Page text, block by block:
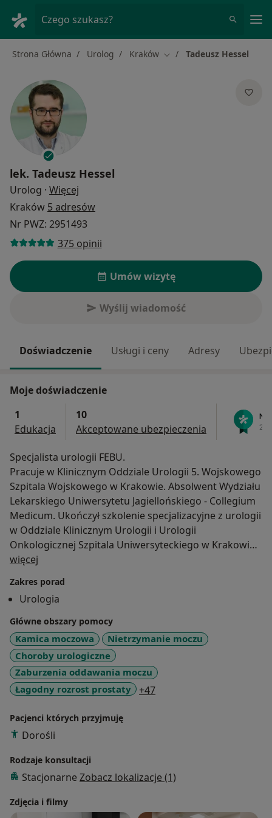
Czego szukasz?
Strona Główna Urolog Kraków Zmień miasto
Tadeusz Hessel
lek. Tadeusz Hessel
Urolog · Więcej
Kraków 5 adresów
Nr PWZ: 2951493
375 opinii
Umów wizytę
Wyślij wiadomość
Doświadczenie Usługi i ceny Adresy
Moje doświadczenie
1
Edukacja
10
Akceptowane ubezpieczenia
Specjalista urologii FEBU.
Pracuje w Klinicznym Oddziale Urologii 5. Wojskowego
Szpitala Wojskowego w Krakowie. Absolwent Wydziału
Lekarskiego Uniwersytetu Jagiellońskiego - Collegium
Medicum. Ukończył szkolenie specjalizacyjne z urologii
w Oddziale Klinicznym Urologii i Urologii
Onkologicznej Szpitala Uniwersyteckiego w Krakowie.
Członek Polskiego Towarzystwa
Urologicznego (EAU). Uczestnik licznych konferencji
oraz szkoleń
krajowych oraz zagranicznych.
Mówię płynnie w języku angielskim oraz francuskim.
W ramach pracy w Poradni wykonuję:
- Konsultacje urologiczne
- Badania urodynamiczne, uroflowmetrię
- USG jąder
- Zabiegi stulejki, obrzezania całkowitego, częściowego
etc.
krótkiego wędzidełka, usunięcie zmian skórnych
więcej
Zakres porad
Urologia
Główne obszary pomocy
Kamica moczowa
Nietrzymanie moczu
Choroby urologiczne
Zaburzenia oddawania moczu
Łagodny rozrost prostaty
+47a11y_sr_more_diseases
Pacjenci których przyjmuję
Dorośli
Rodzaje konsultacji
Stacjonarne Zobacz lokalizacje (1)
Zdjęcia i filmy